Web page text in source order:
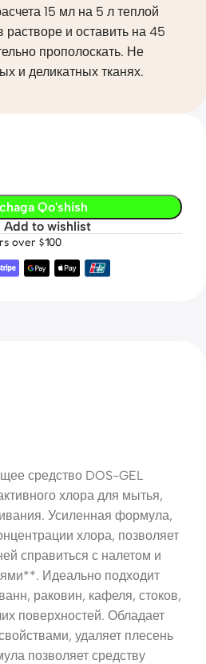
15 мл на 5 л теплой
растворе и оставить на 45
прополоскать. Не
и деликатных тканях.
Qo'shish
Add to wishlist
over $100
средство DOS-GEL
хлора для мытья,
Усиленная формула,
хлора, позволяет
справиться с налетом и
Идеально подходит
раковин, кафеля, стоков,
поверхностей. Обладает
удаляет плесень
позволяет средству